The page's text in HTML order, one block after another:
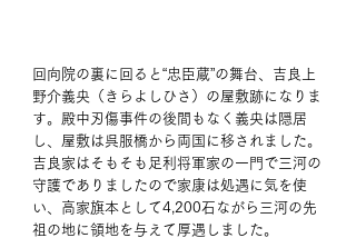
回向院の裏に回ると“忠臣蔵”の舞台、吉良上
野介義央（きらよしひさ）の屋敷跡になりま
す。殿中刃傷事件の後間もなく義央は隠居
し、屋敷は呉服橋から両国に移されました。
吉良家はそもそも足利将軍家の一門で三河の
守護でありましたので家康は処遇に気を使
い、高家旗本として4,200石ながら三河の先
祖の地に領地を与えて厚遇しました。